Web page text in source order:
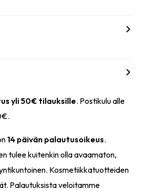
yli 50€ tilauksille. Postikulu alle
14 päivän palautusoikeus.
tulee kuitenkin olla avaamaton,
Kosmetiikkatuotteiden
Palautuksista veloitamme